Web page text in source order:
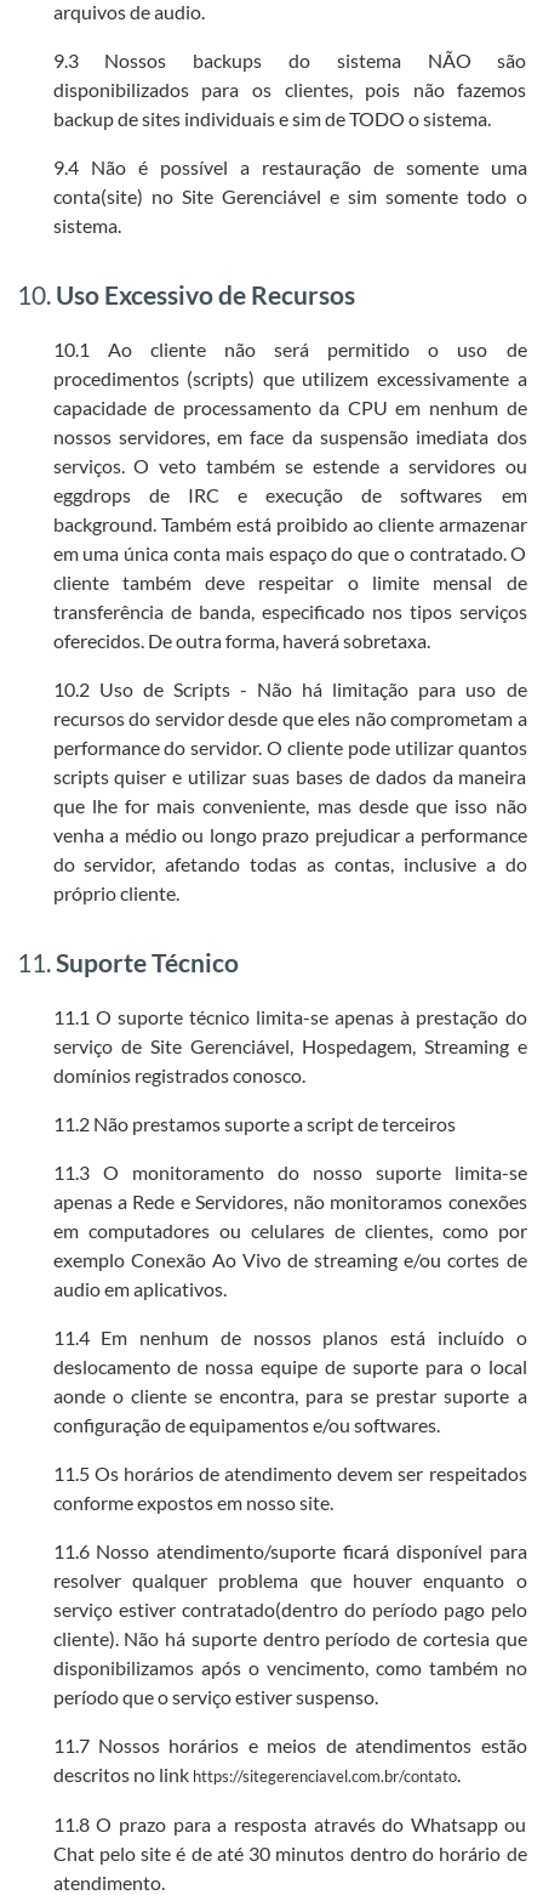
arquivos de audio.
9.3 Nossos backups do sistema NÃO são
disponibilizados para os clientes, pois não fazemos
backup de sites individuais e sim de TODO o sistema.
9.4 Não é possível a restauração de somente uma
conta(site) no Site Gerenciável e sim somente todo o
sistema.
10.Uso Excessivo de Recursos
10.1 Ao cliente não será permitido o uso de
procedimentos (scripts) que utilizem excessivamente a
capacidade de processamento da CPU em nenhum de
nossos servidores, em face da suspensão imediata dos
serviços. O veto também se estende a servidores ou
eggdrops de IRC e execução de softwares em
background. Também está proibido ao cliente armazenar
em uma única conta mais espaço do que o contratado. O
cliente também deve respeitar o limite mensal de
transferência de banda, especificado nos tipos serviços
oferecidos. De outra forma, haverá sobretaxa.
10.2 Uso de Scripts - Não há limitação para uso de
recursos do servidor desde que eles não comprometam a
performance do servidor. O cliente pode utilizar quantos
scripts quiser e utilizar suas bases de dados da maneira
que lhe for mais conveniente, mas desde que isso não
venha a médio ou longo prazo prejudicar a performance
do servidor, afetando todas as contas, inclusive a do
próprio cliente.
11.Suporte Técnico
11.1 O suporte técnico limita-se apenas à prestação do
serviço de Site Gerenciável, Hospedagem, Streaming e
domínios registrados conosco.
11.2 Não prestamos suporte a script de terceiros
11.3 O monitoramento do nosso suporte limita-se
apenas a Rede e Servidores, não monitoramos conexões
em computadores ou celulares de clientes, como por
exemplo Conexão Ao Vivo de streaming e/ou cortes de
audio em aplicativos.
11.4 Em nenhum de nossos planos está incluído o
deslocamento de nossa equipe de suporte para o local
aonde o cliente se encontra, para se prestar suporte a
configuração de equipamentos e/ou softwares.
11.5 Os horários de atendimento devem ser respeitados
conforme expostos em nosso site.
11.6 Nosso atendimento/suporte ficará disponível para
resolver qualquer problema que houver enquanto o
serviço estiver contratado(dentro do período pago pelo
cliente). Não há suporte dentro período de cortesia que
disponibilizamos após o vencimento, como também no
período que o serviço estiver suspenso.
11.7 Nossos horários e meios de atendimentos estão
descritos no link https://sitegerenciavel.com.br/contato.
11.8 O prazo para a resposta através do Whatsapp ou
Chat pelo site é de até 30 minutos dentro do horário de
atendimento.